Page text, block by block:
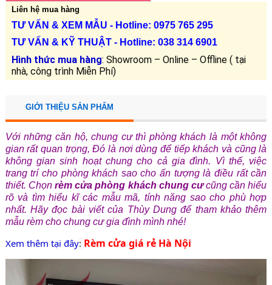
Liên hệ mua hàng
TƯ VẤN & XEM MẪU - Hotline: 0975 765 295
TƯ VẤN & KỸ THUẬT- Hotline: 038 314 6901
Hình thức mua hàng: Showroom – Online – Offline ( tại
nhà, công trình Miễn Phí)
GIỚI THIỆU SẢN PHẨM
Với những căn hộ, chung cư thì phòng khách là một không
gian rất quan trọng, Đó là nơi dùng để tiếp khách và cũng là
không gian sinh hoạt chung cho cả gia đình. Vì thế, việc
trang trí cho phòng khách sao cho ấn tượng là điều rất cần
thiết. Chọnrèm cửa phòng khách chung cưcũng cần hiểu
rõ và tìm hiểu kĩ các mẫu mã, tính năng sao cho phù hợp
nhất. Hãy đọc bài viết của Thùy Dung để tham khảo thêm
mẫu rèm cho chung cư gia đình mình nhé!
Xem thêm tại đây: Rèm cửa giá rẻ Hà Nội